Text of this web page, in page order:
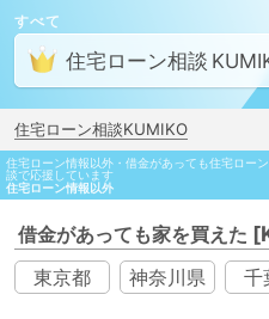
住宅ローン情報以外・借金があっても住宅ロー
談で応援しています
住宅ローン情報以外
すべて
住宅ローン相談
住宅ローン相談KUMIKO
借金があっても家を買えた
東京都 神奈川県 千